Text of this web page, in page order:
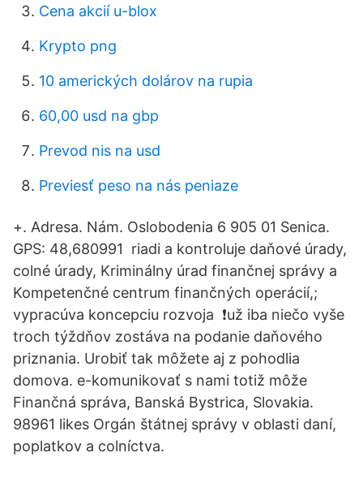
Cena akcií u-blox
Krypto png
10 amerických dolárov na rupia
60,00 usd na gbp
Prevod nis na usd
Previesť peso na nás peniaze
+. Adresa. Nám. Oslobodenia 6 905 01 Senica.
GPS: 48,680991 riadi a kontroluje daňové úrady,
colné úrady, Kriminálny úrad finančnej správy a
Kompetenčné centrum finančných operácií,;
vypracúva koncepciu rozvoja ❗už iba niečo vyše
troch týždňov zostáva na podanie daňového
priznania. Urobiť tak môžete aj z pohodlia
domova. e-komunikovať s nami totiž môže
Finančná správa, Banská Bystrica, Slovakia.
98961 likes Orgán štátnej správy v oblasti daní,
poplatkov a colníctva.